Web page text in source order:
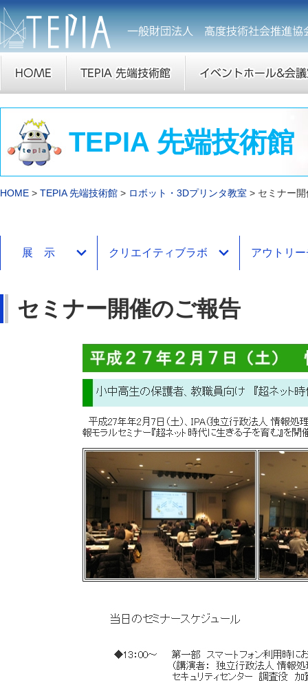
TEPIA 先端技術館
HOME TEPIA 先端技術館 ロボット・3Dプリンタ教室 セミナー
展 示 クリエイティブラボ アウトリー
セミナー開催のご報告